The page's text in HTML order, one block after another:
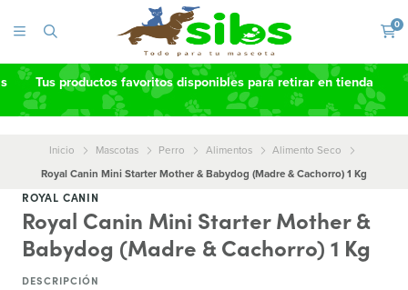
0
Tus productos favoritos disponibles para retirar en tienda
Inicio Mascotas Perro Alimentos
Alimento Seco
Royal Canin Mini Starter Mother & Babydog (Madre & Cachorro) 1 Kg
ROYAL CANIN
Royal Canin Mini Starter Mother &
Babydog (Madre & Cachorro) 1 Kg
DESCRIPCIÓN